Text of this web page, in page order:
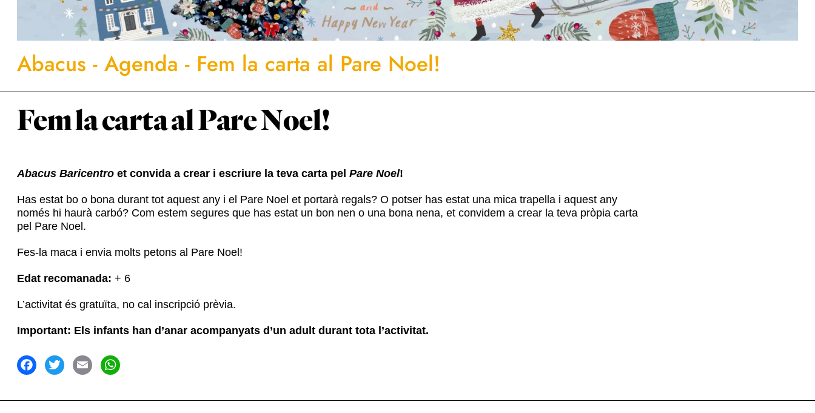
Abacus - Agenda - Fem la carta al Pare Noel!
Fem la carta al Pare Noel!
Abacus Baricentro et convida a crear i escriure la teva carta pel Pare Noel!
Has estat bo o bona durant tot aquest any i el Pare Noel et portarà regals? O potser has estat una mica trapella i aquest any
només hi haurà carbó? Com estem segures que has estat un bon nen o una bona nena, et convidem a crear la teva pròpia carta
pel Pare Noel.
Fes-la maca i envia molts petons al Pare Noel!
Edat recomanada: + 6
L’activitat és gratuïta, no cal inscripció prèvia.
Important: Els infants han d’anar acompanyats d’un adult durant tota l’activitat.